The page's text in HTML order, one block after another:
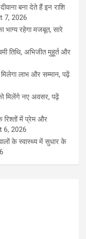
बना देते हैं इन राशि
7, 2026
भाग्य रहेगा मजबूत, सारे
तिथि, अभिजीत मुहूर्त और
लाभ और सम्मान, पढ़ें
मिलेंगे नए अवसर, पढ़ें
में प्रेम और
6, 2026
के स्वास्थ्य में सुधार के